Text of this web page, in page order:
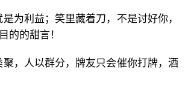
为利益；笑里藏着刀，不是讨好你，
的的甜言！
，人以群分，牌友只会催你打牌，酒